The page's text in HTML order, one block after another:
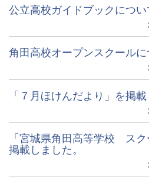
公立高校ガイドブックについ
角田高校オープンスクールに
「７月ほけんだより」を掲載
「宮城県角田高等学校 ス
掲載しました。